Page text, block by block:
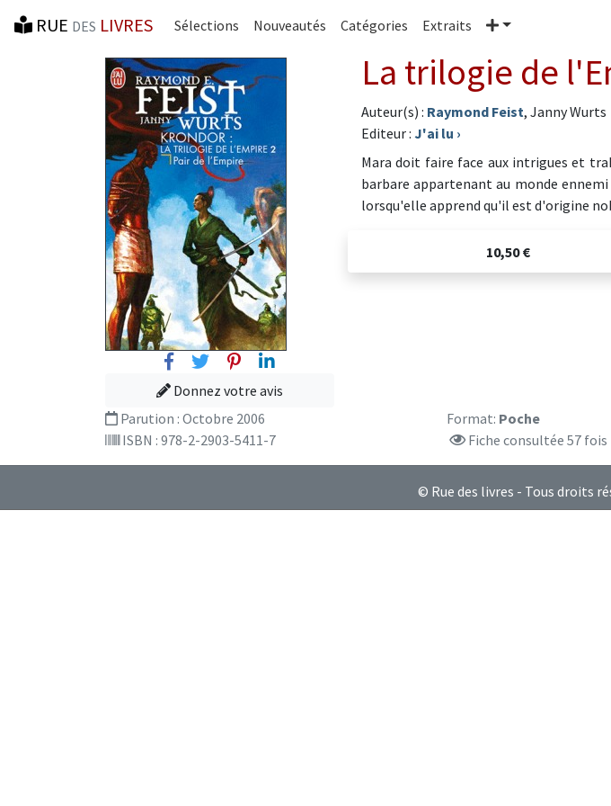
RUE DES LIVRES Sélections Nouveautés Catégories Extraits Plus
FacebookTwitterPinterest
Linkedin
Donnez votre avis
La trilogie de
Auteur(s) : Raymond Feist, Janny Wurts
Editeur : J'ai lu ›
Mara doit faire face aux intrigues et
barbare appartenant au monde
lorsqu'elle apprend qu'il est d'origine
10,50 €
Parution : Octobre 2006 Format: Poche
ISBN : 978-2-2903-5411-7
Fiche consultée 57 fois
© Rue des livres - Tous droits